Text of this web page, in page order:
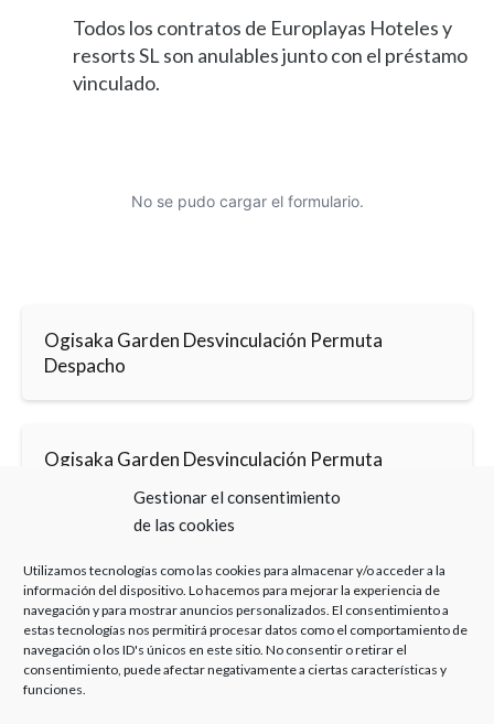
Gestionar el consentimiento
de las cookies
Utilizamos tecnologías como las cookies para almacenar y/o acceder a la
información del dispositivo. Lo hacemos para mejorar la experiencia de
navegación y para mostrar anuncios personalizados. El consentimiento a
estas tecnologías nos permitirá procesar datos como el comportamiento de
navegación o los ID's únicos en este sitio. No consentir o retirar el
consentimiento, puede afectar negativamente a ciertas características y
funciones.
Todos los contratos de Europlayas Hoteles y
resorts SL son anulables junto con el préstamo
vinculado.
No se pudo cargar el formulario.
Ogisaka Garden Desvinculación Permuta
Despacho
Ogisaka Garden Desvinculación Permuta
Haz clic para aceptar cookies de marketing y
permitir este contenido